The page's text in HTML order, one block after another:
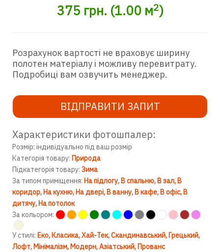
375 грн. (1.00м2)
Розрахунок вартості не враховує ширину
полотен матеріалу і можливу перевитрату.
Подробиці вам озвучить менеджер.
ВІДПРАВИТИ ЗАПИТ
Характеристики фотошпалер:
Розмір: індивідуально під ваш розмір
Категорія товару: Природа
Підкатегорія товару: Зима
За типом приміщення: На підлогу В спальню В зал В
коридор На кухню На двері В ванну В кафе В офіс В
дитячу На потолок
За кольором:
У стилі: Еко Класика Хай-Тек Скандинавський Грецький
Лофт Мінімалізм Модерн Азіатський Прованс